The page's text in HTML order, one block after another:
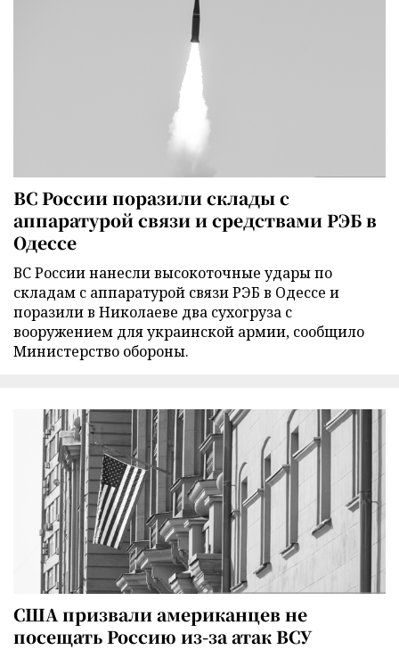
ВС России поразили склады с
аппаратурой связи и средствами РЭБ в
Одессе
ВС России нанесли высокоточные удары по
складам с аппаратурой связи РЭБ в Одессе и
поразили в Николаеве два сухогруза с
вооружением для украинской армии, сообщило
Министерство обороны.
США призвали американцев не
посещать Россию из-за атак ВСУ